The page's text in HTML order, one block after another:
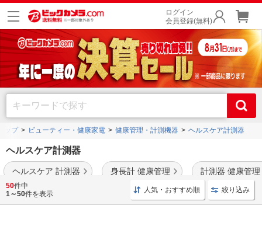
ログイン
会員登録(無料)
ップ ビューティー・健康家電 健康管理・計測機器 ヘルスケア計測器
ヘルスケア計測器
ヘルスケア 計測器 身長計 健康管理 計測器 健康管理
身長計や 心電計、 などの商品を豊富に品揃え。
50件中
1～50件を表示 人気・おすすめ順 絞り込み